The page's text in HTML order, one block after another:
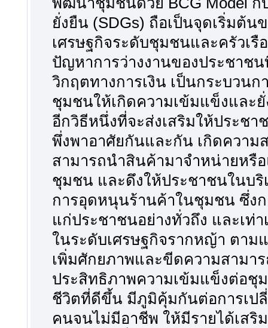
ยั่งยืน (SDGs) ถือเป็นจุดเริ่มต้
เศรษฐกิจระดับชุมชนและครัวเรื
ปัญหาการว่างงานของประชาช
วิกฤตทางการเงิน เป็นกระบวน
ชุมชนให้เกิดความเข้มแข็งและ
อีกวิธีหนึ่งที่จะส่งเสริมให้ประช
พึ่งพาอาศัยกันและกัน เกิดควา
สามารถนำสินค้ามาจำหน่ายหรื
ชุมชน และดึงให้ประชาชนในบริ
การอุดหนุนร้านค้าในชุมชน ซึ่งก
แก่ประชาชนอย่างทั่วถึง และเท่
ในระดับเศรษฐกิจรากหญ้า ตาม
เพิ่มศักยภาพและขีดความสามา
ประสิทธิภาพความเข้มแข็งต่อชุ
ชีวิตที่ดีขึ้น มีภูมิคุ้มกันต่อการเป
คนจนไม่มีอาชีพ ให้มีรายได้เสริ